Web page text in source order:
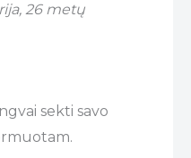
26 metų
sekti savo